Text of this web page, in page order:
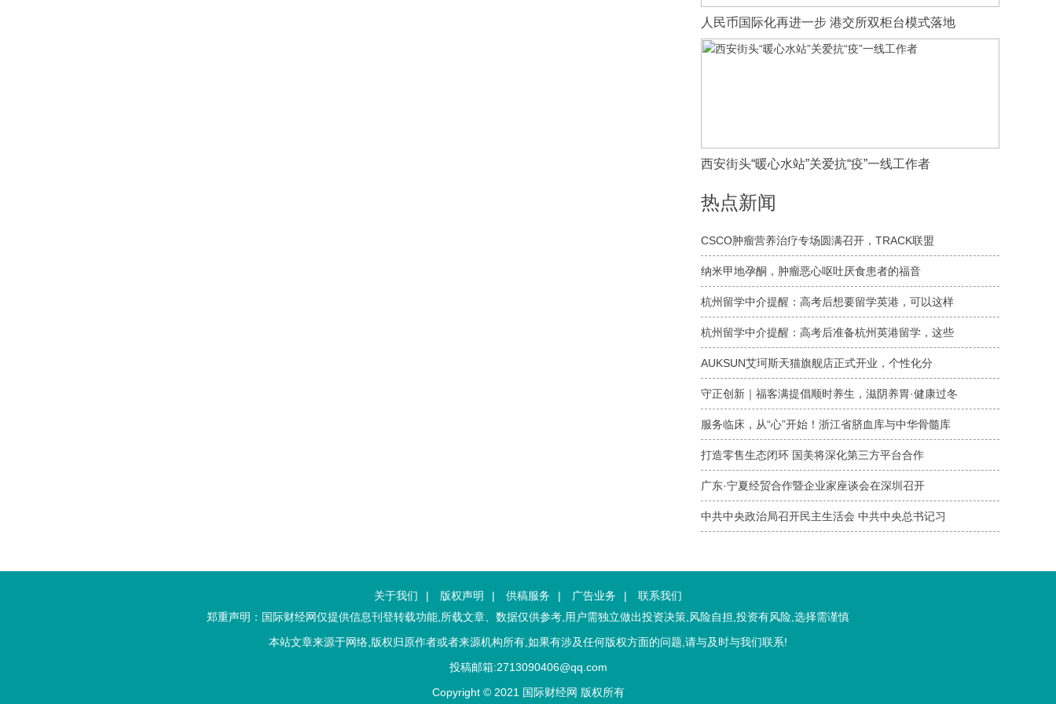
人民币国际化再进一步 港交所双柜台模式落地
西安街头“暖心水站”关爱抗“疫”一线工作者
热点新闻
CSCO肿瘤营养治疗专场圆满召开，TRACK联盟
纳米甲地孕酮，肿瘤恶心呕吐厌食患者的福音
​杭州留学中介提醒：高考后想要留学英港，可以这样
​杭州留学中介提醒：高考后准备杭州英港留学，这些
​AUKSUN艾珂斯天猫旗舰店正式开业，个性化分
守正创新｜福客满提倡顺时养生，滋阴养胃·健康过冬
服务临床，从“心”开始！浙江省脐血库与中华骨髓库
打造零售生态闭环 国美将深化第三方平台合作
广东·宁夏经贸合作暨企业家座谈会在深圳召开
中共中央政治局召开民主生活会 中共中央总书记习
关于我们 | 版权声明 | 供稿服务 | 广告业务 |
联系我们
郑重声明：国际财经网仅提供信息刊登转载功能,所载文章、数据仅供参考,用户需独立做出投资决策,风险自担,投资有风险,选择需谨慎
本站文章来源于网络,版权归原作者或者来源机构所有,如果有涉及任何版权方面的问题,请与及时与我们联系!
投稿邮箱:2713090406@qq.com
Copyright © 2021 国际财经网 版权所有